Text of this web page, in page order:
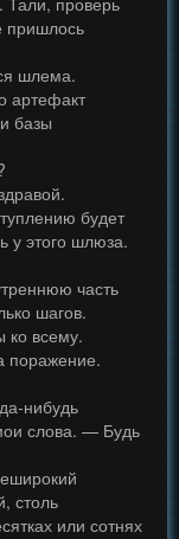
пришлось
шлема.
артефакт
базы
будет
у этого шлюза.
часть
шагов.
ко всему.
поражение.
нибудь
слова. — Будь
столь
или сотнях